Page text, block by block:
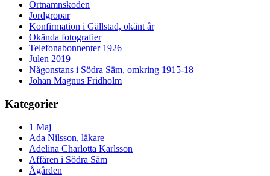
Ortnamnskoden
Jordgropar
Konfirmation i Gällstad, okänt år
Okända fotografier
Telefonabonnenter 1926
Julen 2019
Någonstans i Södra Säm, omkring 1915-18
Johan Magnus Fridholm
Kategorier
1 Maj
Ada Nilsson, läkare
Adelina Charlotta Karlsson
Affären i Södra Säm
Ågården